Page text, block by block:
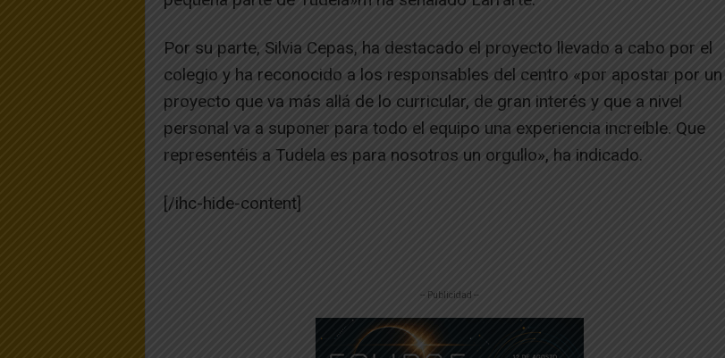
Por su parte, Silvia Cepas, ha destacado el proyecto llevado a cabo por el
colegio y ha reconocido a los responsables del centro «por apostar por un
proyecto que va más allá de lo curricular, de gran interés y que a nivel
personal va a suponer para todo el equipo una experiencia increíble. Que
representéis a Tudela es para nosotros un orgullo», ha indicado.
[/ihc-hide-content]
-- Publicidad --